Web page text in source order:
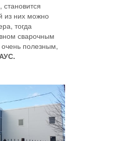
из них можно
тогда
сварочным
очень полезным,